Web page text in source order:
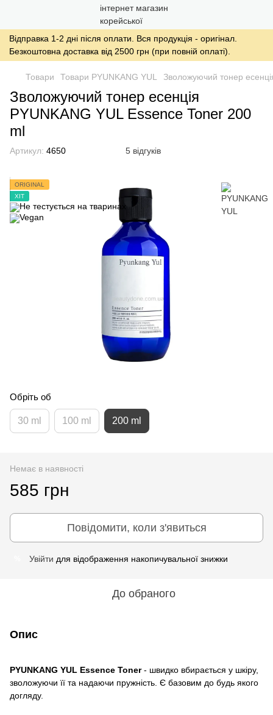
Відправка 1-2 дні після оплати. Вся продукція - оригінал.
Безкоштовна доставка від 2500 грн (при повній оплаті).
Товари Товари PYUNKANG YUL Зволожуючий тонер
Зволожуючий тонер есенція
PYUNKANG YUL Essence Toner 200
ml
Артикул: 4650 5 відгуків
ORIGINAL
ХІТ
Обріть об
30 ml 100 ml 200 ml
Немає в наявності
585 грн
Повідомити, коли з'явиться
Увійти для відображення накопичувальної знижки
До обраного
Опис
PYUNKANG YUL Essence Toner- швидко вбирається у шкіру,
зволожуючи її та надаючи пружність. Є базовим до будь якого
догляду.